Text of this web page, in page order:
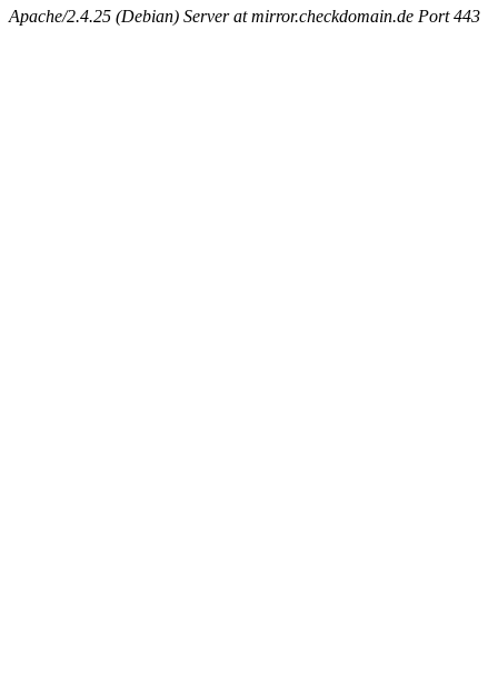
Apache/2.4.25 (Debian) Server at mirror.checkdomain.de Port 443